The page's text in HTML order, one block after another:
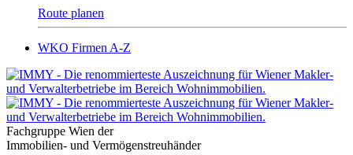
Route planen
WKO Firmen A-Z
Fachgruppe Wien der
Immobilien- und Vermögenstreuhänder